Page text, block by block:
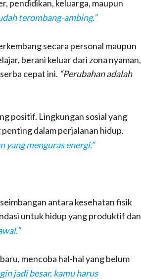
pendidikan, keluarga, maupun
terombang-ambing.”
secara personal maupun
berani keluar dari zona nyaman,
cepat ini. “Perubahan adalah
positif. Lingkungan sosial yang
dalam perjalanan hidup.
yang menguras energi.”
antara kesehatan fisik
untuk hidup yang produktif dan
mencoba hal-hal yang belum
jadi besar, kamu harus